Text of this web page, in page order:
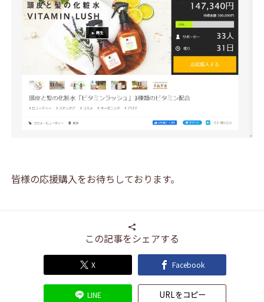
皆様の応援購入をお待ちしております。
この記事をシェアする
X Facebook
LINE URLをコピー